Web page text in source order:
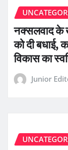
नक्सलवाद के
को दी बधाई,
विकास का
Junior